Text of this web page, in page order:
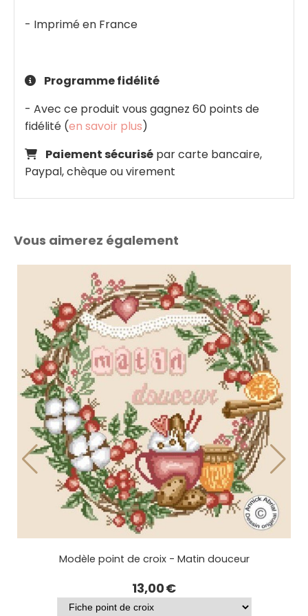
- Imprimé en France

Programme fidélité
- Avec ce produit vous gagnez 60 points de
fidélité (en savoir plus)
 Paiement sécurisé par carte bancaire,
Paypal, chèque ou virement
Vous aimerez également
Tri-fils - Matin douceur
11,00€